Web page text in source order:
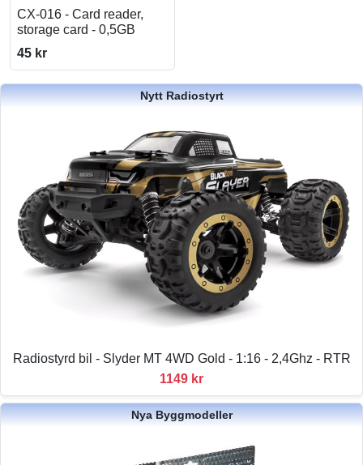
CX-016 - Card reader,
storage card - 0,5GB
45 kr
Nytt Radiostyrt
Radiostyrd bil - Slyder MT 4WD Gold - 1:16 - 2,4Ghz - RTR
1149 kr
Nya Byggmodeller